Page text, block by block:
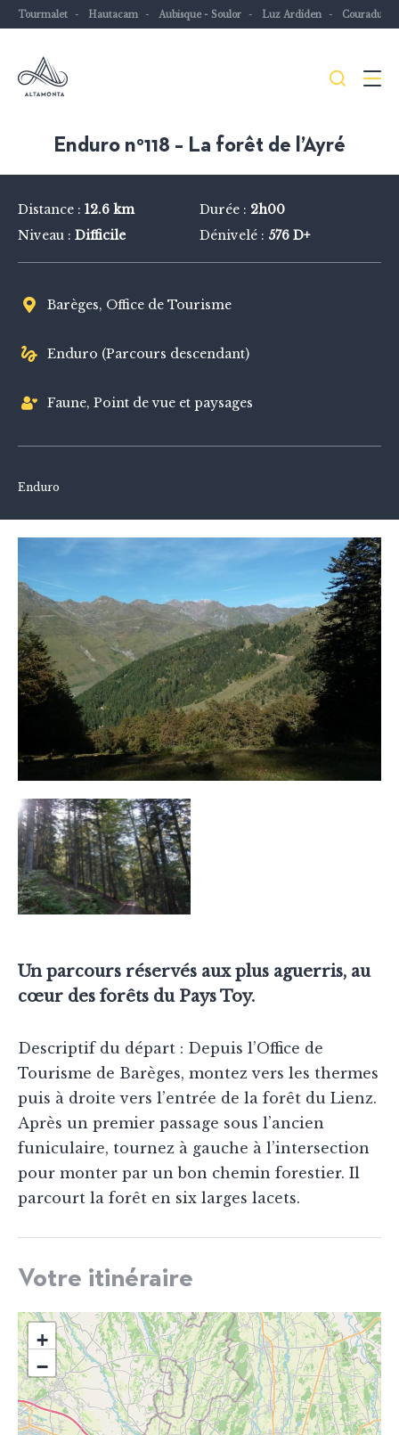
Tourmalet Hautacam Aubisque - Soulor Luz Ardiden
à
vélo
ou
VTT
Menu
Enduro n°118 – La forêt de l’Ayré
Distance : 12.6 km Durée : 2h00
Niveau : Difficile Dénivelé : 576 D+
Barèges, Office de Tourisme
Enduro (Parcours descendant)
Faune, Point de vue et paysages
Enduro
Un parcours réservés aux plus aguerris, au
cœur des forêts du Pays Toy.
Descriptif du départ : Depuis l’Office de
Tourisme de Barèges, montez vers les thermes
puis à droite vers l’entrée de la forêt du Lienz.
Après un premier passage sous l’ancien
funiculaire, tournez à gauche à l’intersection
pour monter par un bon chemin forestier. Il
parcourt la forêt en six larges lacets.
Votre itinéraire
+
−